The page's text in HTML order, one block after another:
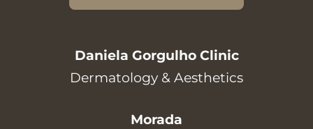
Daniela Gorgulho Clinic
Dermatology & Aesthetics
Morada